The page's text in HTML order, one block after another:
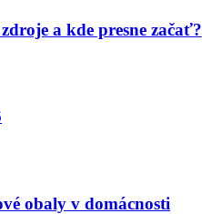
a kde presne začať?
obaly v domácnosti